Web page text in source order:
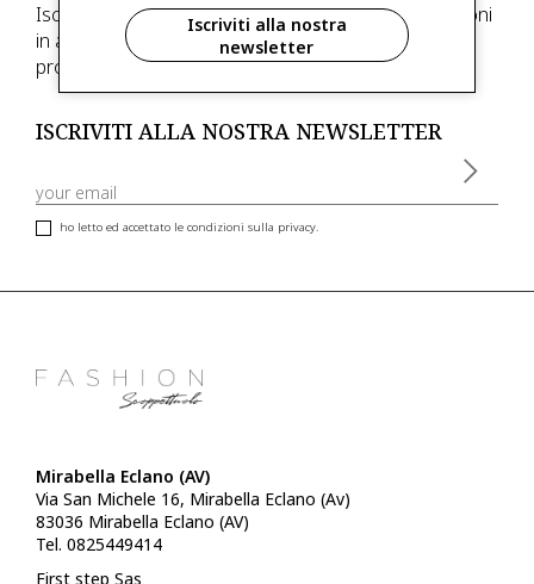
Iscriviti alla newsletter e scegli di ricevere informazioni
in anteprima ed anticipazioni di collezioni, inoltre,
promozioni esclusive riservate ai nostri clienti VIP
ISCRIVITI ALLA NOSTRA NEWSLETTER
ho letto ed accettato le condizioni sulla privacy.
Mirabella Eclano (AV)
Via San Michele 16, Mirabella Eclano (Av)
83036 Mirabella Eclano (AV)
Tel. 0825449414
First step Sas
Iscriviti alla nostra
newsletter